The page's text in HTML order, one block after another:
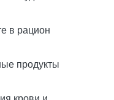
в рацион
продукты